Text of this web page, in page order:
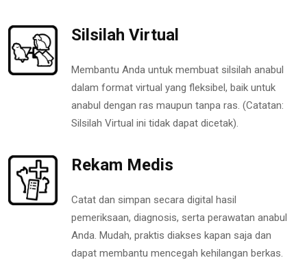
Silsilah Virtual
Membantu Anda untuk membuat silsilah anabul
dalam format virtual yang fleksibel, baik untuk
anabul dengan ras maupun tanpa ras. (Catatan:
Silsilah Virtual ini tidak dapat dicetak).
Rekam Medis
Catat dan simpan secara digital hasil
pemeriksaan, diagnosis, serta perawatan anabul
Anda. Mudah, praktis diakses kapan saja dan
dapat membantu mencegah kehilangan berkas.